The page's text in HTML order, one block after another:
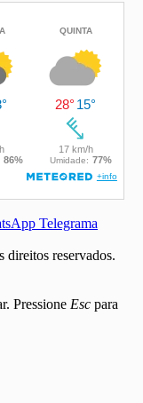
Telegrama
direitos reservados.
Pressione Esc para